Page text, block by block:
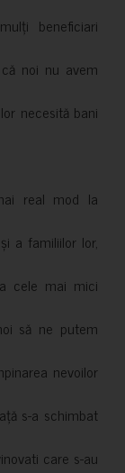
beneficiari
noi nu avem
necesită bani
real mod la
a familiilor lor,
cele mai mici
să ne putem
nevoilor
s-a schimbat
care s-au